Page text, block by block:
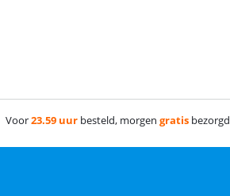
Voor23.59 uur besteld, morgen gratis bezorgd